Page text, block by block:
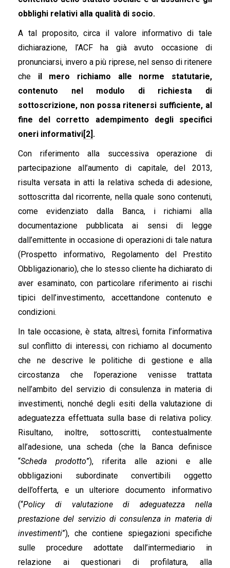
obblighi relativi alla qualità di socio.
A tal proposito, circa il valore informativo di tale
dichiarazione, l’ACF ha già avuto occasione di
pronunciarsi, invero a più riprese, nel senso di ritenere
che il mero richiamo alle norme statutarie,
contenuto nel modulo di richiesta di
sottoscrizione, non possa ritenersi sufficiente, al
fine del corretto adempimento degli specifici
oneri informativi[2] .
Con riferimento alla successiva operazione di
partecipazione all’aumento di capitale, del 2013,
risulta versata in atti la relativa scheda di adesione,
sottoscritta dal ricorrente, nella quale sono contenuti,
come evidenziato dalla Banca, i richiami alla
documentazione pubblicata ai sensi di legge
dall’emittente in occasione di operazioni di tale natura
(Prospetto informativo, Regolamento del Prestito
Obbligazionario), che lo stesso cliente ha dichiarato di
aver esaminato, con particolare riferimento ai rischi
tipici dell’investimento, accettandone contenuto e
condizioni.
In tale occasione, è stata, altresì, fornita l’informativa
sul conflitto di interessi, con richiamo al documento
che ne descrive le politiche di gestione e alla
circostanza che l’operazione venisse trattata
nell’ambito del servizio di consulenza in materia di
investimenti, nonché degli esiti della valutazione di
adeguatezza effettuata sulla base di relativa policy.
Risultano, inoltre, sottoscritti, contestualmente
all’adesione, una scheda (che la Banca definisce
“Scheda prodotto”), riferita alle azioni e alle
obbligazioni subordinate convertibili oggetto
dell’offerta, e un ulteriore documento informativo
(“Policy di valutazione di adeguatezza nella
prestazione del servizio di consulenza in materia di
investimenti”), che contiene spiegazioni specifiche
sulle procedure adottate dall’intermediario in
relazione ai questionari di profilatura, alla